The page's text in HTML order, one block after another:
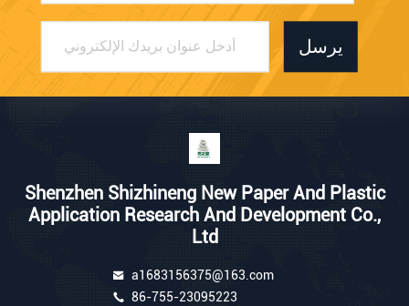
يرسل
Shenzhen Shizhineng New Paper And Plastic
Application Research And Development Co.,
Ltd
a1683156375@163.com
86-755-23095223